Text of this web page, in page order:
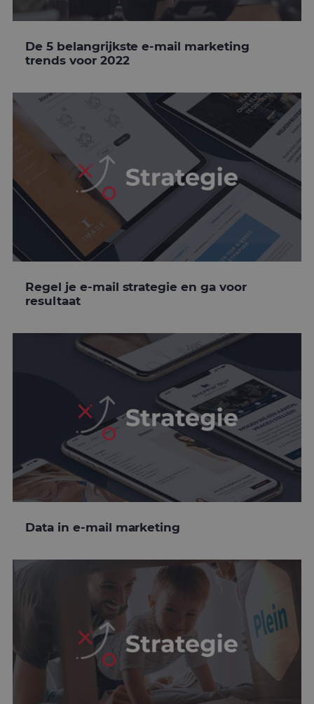
De 5 belangrijkste e-mail marketing
trends voor 2022
Regel je e-mail strategie en ga voor
resultaat
Data in e-mail marketing